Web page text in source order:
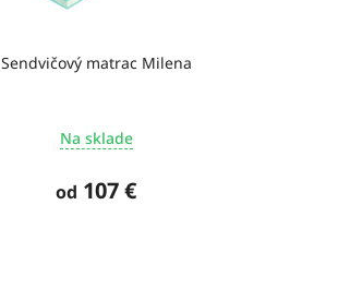
Sendvičový matrac Milena
Na sklade
od 107 €